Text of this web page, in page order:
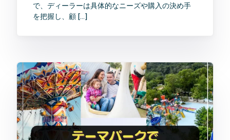
で、ディーラーは具体的なニーズや購入の決め手
を把握し、顧 […]